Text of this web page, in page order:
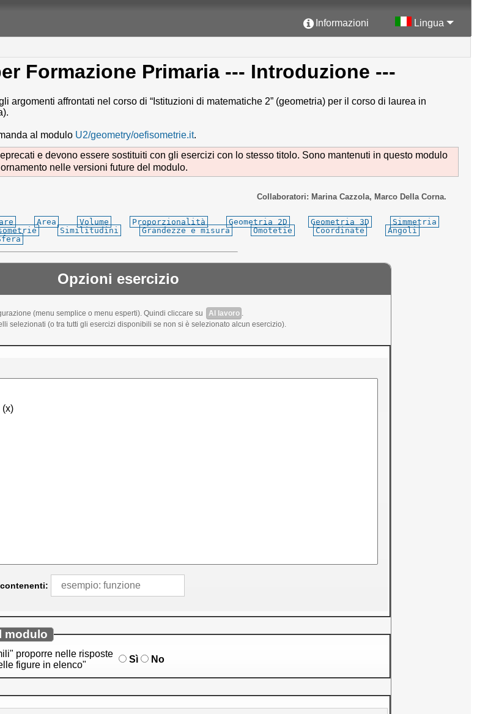
Informazioni Lingua
Formazione Primaria --- Introduzione ---
argomenti affrontati nel corso di “Istituzioni di matematiche 2” (geometria) per il corso di laurea in
al modulo U2/geometry/oefisometrie.it.
e devono essere sostituiti con gli esercizi con lo stesso titolo. Sono mantenuti in questo modulo
nelle versioni future del modulo.
Collaboratori: Marina Cazzola, Marco Della Corna.
Area Volume Proporzionalità Geometria 2D Geometria 3D
Simmetria
Similitudini Grandezze e misura Omotetie Coordinate
Angoli
Opzioni esercizio
(menu semplice o menu esperti). Quindi cliccare su Al lavoro .
selezionati (o tra tutti gli esercizi disponibili se non si è selezionato alcun esercizio).
modulo
proporre nelle risposte
figure in elenco"
Sì No